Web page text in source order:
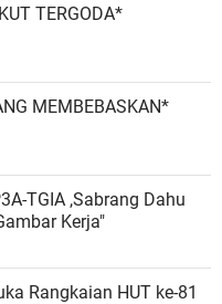
TERGODA*
MEMBEBASKAN*
TGIA ,Sabrang Dahu
Kerja"
Rangkaian HUT ke-81